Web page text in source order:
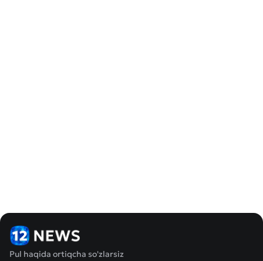
Pul haqida ortiqcha so'zlarsiz